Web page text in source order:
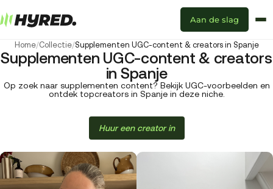
Aan de slag
Home/Collectie/Supplementen UGC-content & creators in Spanje
Supplementen UGC-content & creators
in Spanje
Op zoek naar supplementen content? Bekijk UGC-voorbeelden en
ontdek topcreators in Spanje in deze niche.
Huur een creator in